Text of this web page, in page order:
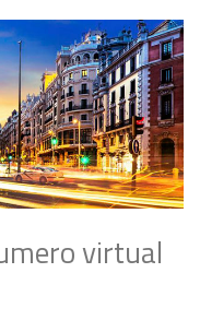
virtual